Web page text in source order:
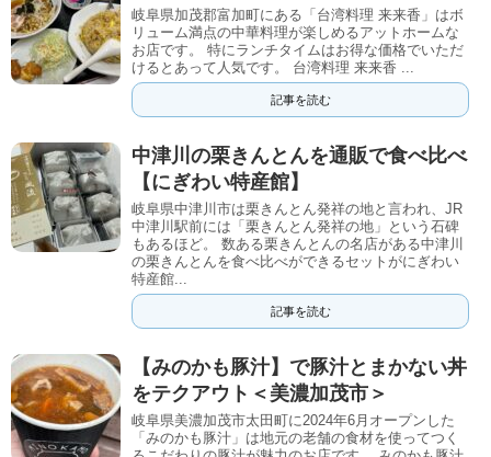
岐阜県加茂郡富加町にある「台湾料理 来来香」はボ
リューム満点の中華料理が楽しめるアットホームな
お店です。 特にランチタイムはお得な価格でいただ
けるとあって人気です。 台湾料理 来来香 ...
記事を読む
中津川の栗きんとんを通販で食べ比べ
【にぎわい特産館】
岐阜県中津川市は栗きんとん発祥の地と言われ、JR
中津川駅前には「栗きんとん発祥の地」という石碑
もあるほど。 数ある栗きんとんの名店がある中津川
の栗きんとんを食べ比べができるセットがにぎわい
特産館...
記事を読む
【みのかも豚汁】で豚汁とまかない丼
をテクアウト＜美濃加茂市＞
岐阜県美濃加茂市太田町に2024年6月オープンした
「みのかも豚汁」は地元の老舗の食材を使ってつく